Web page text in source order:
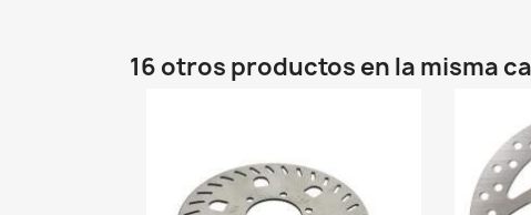
16 otros productos en la misma